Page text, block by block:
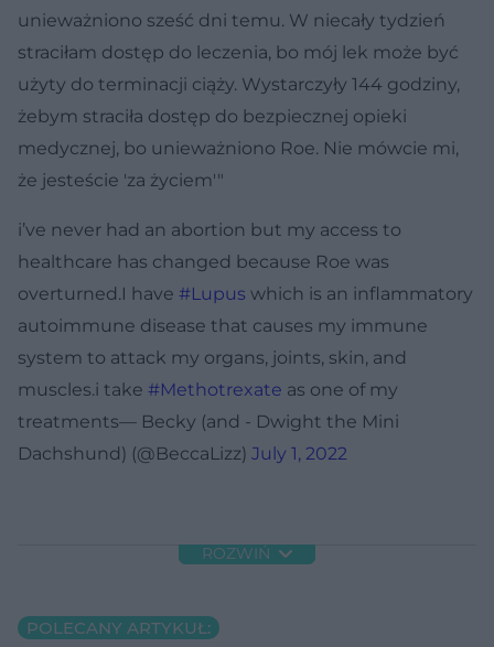
unieważniono sześć dni temu. W niecały tydzień
straciłam dostęp do leczenia, bo mój lek może być
użyty do terminacji ciąży. Wystarczyły 144 godziny,
żebym straciła dostęp do bezpiecznej opieki
medycznej, bo unieważniono Roe. Nie mówcie mi,
że jesteście 'za życiem'"
i’ve never had an abortion but my access to
healthcare has changed because Roe was
overturned.I have #Lupus which is an inflammatory
autoimmune disease that causes my immune
system to attack my organs, joints, skin, and
muscles.i take #Methotrexate as one of my
treatments— Becky (and - Dwight the Mini
Dachshund) (@BeccaLizz) July 1, 2022
ROZWIŃ
POLECANY ARTYKUŁ: